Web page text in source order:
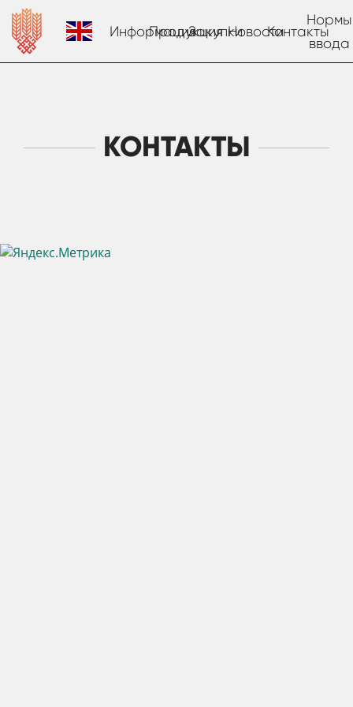
Информация
Продукция
ЗакупкиНовостиКонтакты
Нормы
ввода
КОНТАКТЫ